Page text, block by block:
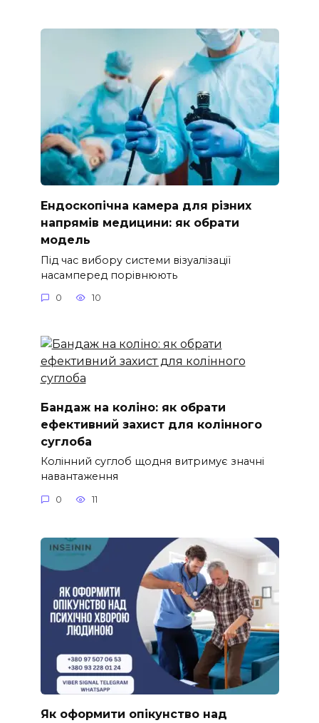
Ендоскопічна камера для різних
напрямів медицини: як обрати
модель
Під час вибору системи візуалізації
насамперед порівнюють
0 10
Бандаж на коліно: як обрати
ефективний захист для колінного
суглоба
Колінний суглоб щодня витримує значні
навантаження
0 11
Як оформити опікунство над